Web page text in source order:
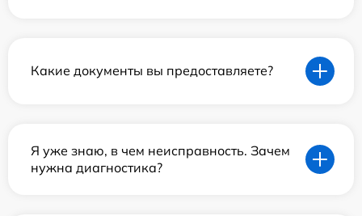
Какие документы вы предоставляете?
Я уже знаю, в чем неисправность. Зачем
нужна диагностика?